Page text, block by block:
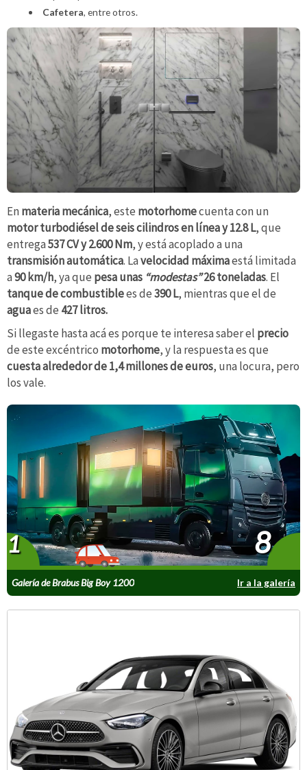
Cafetera, entre otros.
En materia mecánica, este motorhomecuenta con un
motor turbodiésel de seis cilindros en línea y 12.8 L, que
entrega537 CV y 2.600 Nm, y está acoplado a una
transmisión automática. Lavelocidad máximaestá limitada
a90 km/h, ya que pesa unas “modestas”26 toneladas. El
tanque de combustiblees de390 L, mientras que el de
aguaes de 427 litros.
Si llegaste hasta acá es porque te interesa saber el precio
de este excéntrico motorhome, y la respuesta es que
cuesta alrededor de 1,4 millones de euros, una locura, pero
los vale.
Galería de Brabus Big Boy 1200 Ir a la galería
1 8